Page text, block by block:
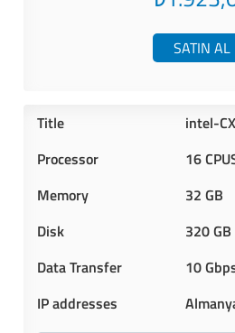
SATIN AL
intel-
16
32 GB
320 GB
10